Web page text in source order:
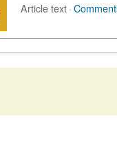
Article text·